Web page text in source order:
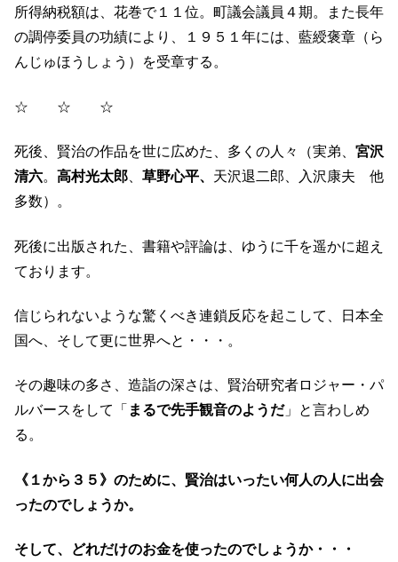
所得納税額は、花巻で１１位。町議会議員４期。また長年
の調停委員の功績により、１９５１年には、藍綬褒章（ら
んじゅほうしょう）を受章する。
☆ ☆ ☆
死後、賢治の作品を世に広めた、多くの人々（実弟、 宮沢
清六。 高村光太郎 草野心平、 天沢退二郎、入沢康夫 他
多数）。
死後に出版された、書籍や評論は、ゆうに千を遥かに超え
ております。
信じられないような驚くべき連鎖反応を起こして、日本全
国へ、そして更に世界へと・・・。
その趣味の多さ、造詣の深さは、賢治研究者ロジャー・パ
ルバースをして「 まるで先手観音のようだ」と言わしめ
る。
《１から３５》のために、賢治はいったい何人の人に出会
ったのでしょうか。
そして、どれだけのお金を使ったのでしょうか・・・